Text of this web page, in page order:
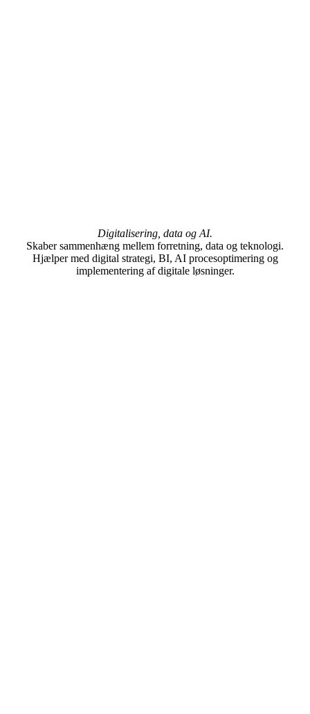
Digitalisering, data og AI.
Skaber sammenhæng mellem forretning, data og teknologi.
Hjælper med digital strategi, BI, AI procesoptimering og
implementering af digitale løsninger.